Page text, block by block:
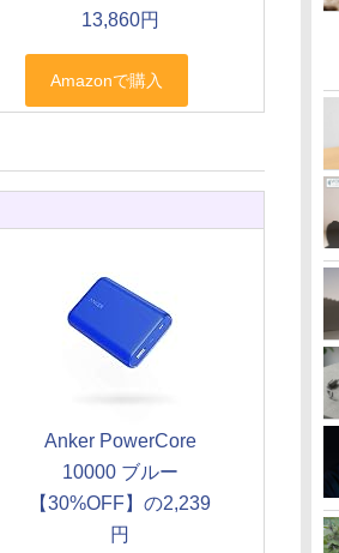
13,860円
Anker PowerCore
10000 ブルー
【30%OFF】の2,239
円